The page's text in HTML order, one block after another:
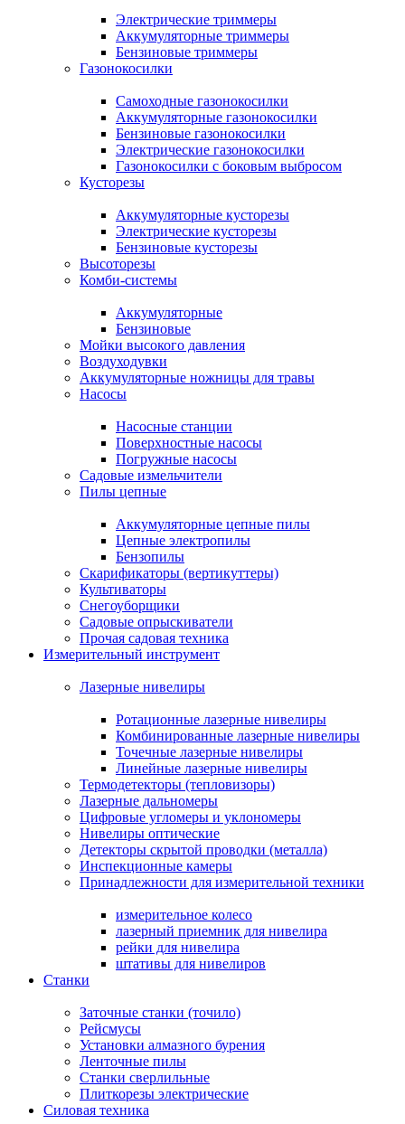
Электрические триммеры
Аккумуляторные триммеры
Бензиновые триммеры
Газонокосилки
Самоходные газонокосилки
Аккумуляторные газонокосилки
Бензиновые газонокосилки
Электрические газонокосилки
Газонокосилки с боковым выбросом
Кусторезы
Аккумуляторные кусторезы
Электрические кусторезы
Бензиновые кусторезы
Высоторезы
Комби-системы
Аккумуляторные
Бензиновые
Мойки высокого давления
Воздуходувки
Аккумуляторные ножницы для травы
Насосы
Насосные станции
Поверхностные насосы
Погружные насосы
Садовые измельчители
Пилы цепные
Аккумуляторные цепные пилы
Цепные электропилы
Бензопилы
Скарификаторы (вертикуттеры)
Культиваторы
Снегоуборщики
Садовые опрыскиватели
Прочая садовая техника
Измерительный инструмент
Лазерные нивелиры
Ротационные лазерные нивелиры
Комбинированные лазерные нивелиры
Точечные лазерные нивелиры
Линейные лазерные нивелиры
Термодетекторы (тепловизоры)
Лазерные дальномеры
Цифровые угломеры и уклономеры
Нивелиры оптические
Детекторы скрытой проводки (металла)
Инспекционные камеры
Принадлежности для измерительной техники
измерительное колесо
лазерный приемник для нивелира
рейки для нивелира
штативы для нивелиров
Станки
Заточные станки (точило)
Рейсмусы
Установки алмазного бурения
Ленточные пилы
Станки сверлильные
Плиткорезы электрические
Силовая техника